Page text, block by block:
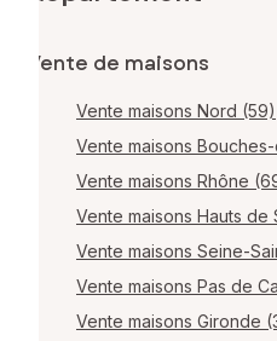
Vente de maisons
Vente maisons Nord (59)
Vente maisons
Vente maisons Rhône
Vente maisons Hauts de
Vente maisons Seine-
Vente maisons Pas de
Vente maisons Gironde